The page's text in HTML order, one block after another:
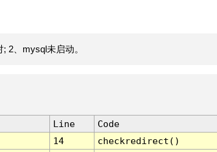
2、mysql未启动。
Line
Code
14
checkredirect()